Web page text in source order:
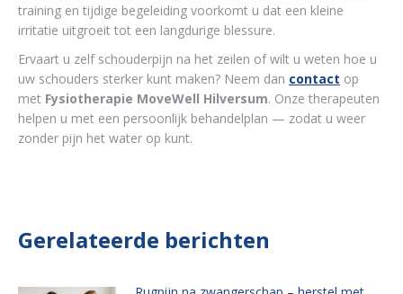
training en tijdige begeleiding voorkomt u dat een kleine
irritatie uitgroeit tot een langdurige blessure.
Ervaart u zelf schouderpijn na het zeilen of wilt u weten hoe u
uw schouders sterker kunt maken? Neem dan contact op
met Fysiotherapie MoveWell Hilversum. Onze therapeuten
helpen u met een persoonlijk behandelplan — zodat u weer
zonder pijn het water op kunt.
Gerelateerde berichten